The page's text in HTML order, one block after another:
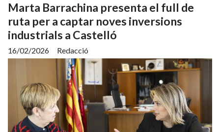
Marta Barrachina presenta el full de
ruta per a captar noves inversions
industrials a Castelló
Redacció
16/02/2026